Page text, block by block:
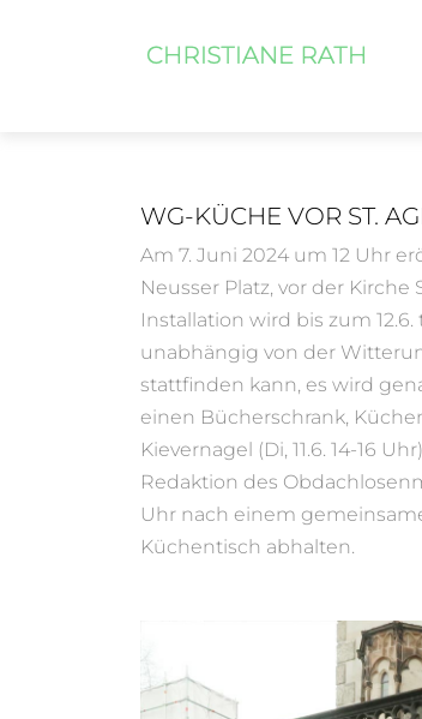
WG-KÜCHE VOR ST.
Am 7. Juni 2024 um 12 Uhr
Neusser Platz, vor der
Installation wird bis zum
unabhängig von der
stattfinden kann, es wird
einen Bücherschrank,
Kievernagel (Di, 11.6. 14-16
Redaktion des
Uhr nach einem
Küchentisch abhalten.